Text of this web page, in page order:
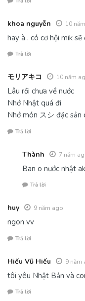
khoa nguyễn 10
hay à . có cơ hội mik
Trả lời
モリアキコ 10 năm
Lâu rồi chưa về nước
Nhớ Nhật quá đi
Nhớ món スシ đặc sản
Trả lời
Thành 7 năm
Ban o nước nhật
Trả lời
huy 9 năm ago
ngon vv
Trả lời
Hiếu Vũ Hiếu 9 năm
tôi yêu Nhật Bản và
Trả lời